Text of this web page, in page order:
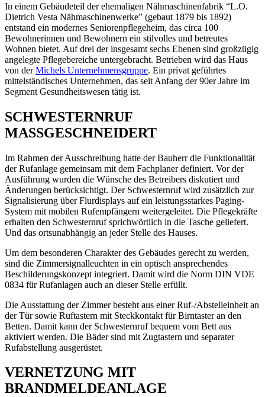
In einem Gebäudeteil der ehemaligen Nähmaschinenfabrik “L.O.
Dietrich Vesta Nähmaschinenwerke” (gebaut 1879 bis 1892)
entstand ein modernes Seniorenpflegeheim, das circa 100
Bewohnerinnen und Bewohnern ein stilvolles und betreutes
Wohnen bietet. Auf drei der insgesamt sechs Ebenen sind großzügig
angelegte Pflegebereiche untergebracht. Betrieben wird das Haus
von derMichels Unternehmensgruppe. Ein privat geführtes
mittelständisches Unternehmen, das seit Anfang der 90er Jahre im
Segment Gesundheitswesen tätig ist.
SCHWESTERNRUF
MASSGESCHNEIDERT
Im Rahmen der Ausschreibung hatte der Bauherr die Funktionalität
der Rufanlage gemeinsam mit dem Fachplaner definiert. Vor der
Ausführung wurden die Wünsche des Betreibers diskutiert und
Änderungen berücksichtigt. Der Schwesternruf wird zusätzlich zur
Signalisierung über Flurdisplays auf ein leistungsstarkes Paging-
System mit mobilen Rufempfängern weitergeleitet. Die Pflegekräfte
erhalten den Schwesternruf sprichwörtlich in die Tasche geliefert.
Und das ortsunabhängig an jeder Stelle des Hauses.
Um dem besonderen Charakter des Gebäudes gerecht zu werden,
sind die Zimmersignalleuchten in ein optisch ansprechendes
Beschilderungskonzept integriert. Damit wird die Norm DIN VDE
0834 für Rufanlagen auch an dieser Stelle erfüllt.
Die Ausstattung der Zimmer besteht aus einer Ruf-/Abstelleinheit an
der Tür sowie Ruftastern mit Steckkontakt für Birntaster an den
Betten. Damit kann der Schwesternruf bequem vom Bett aus
aktiviert werden. Die Bäder sind mit Zugtastern und separater
Rufabstellung ausgerüstet.
VERNETZUNG MIT
BRANDMELDEANLAGE